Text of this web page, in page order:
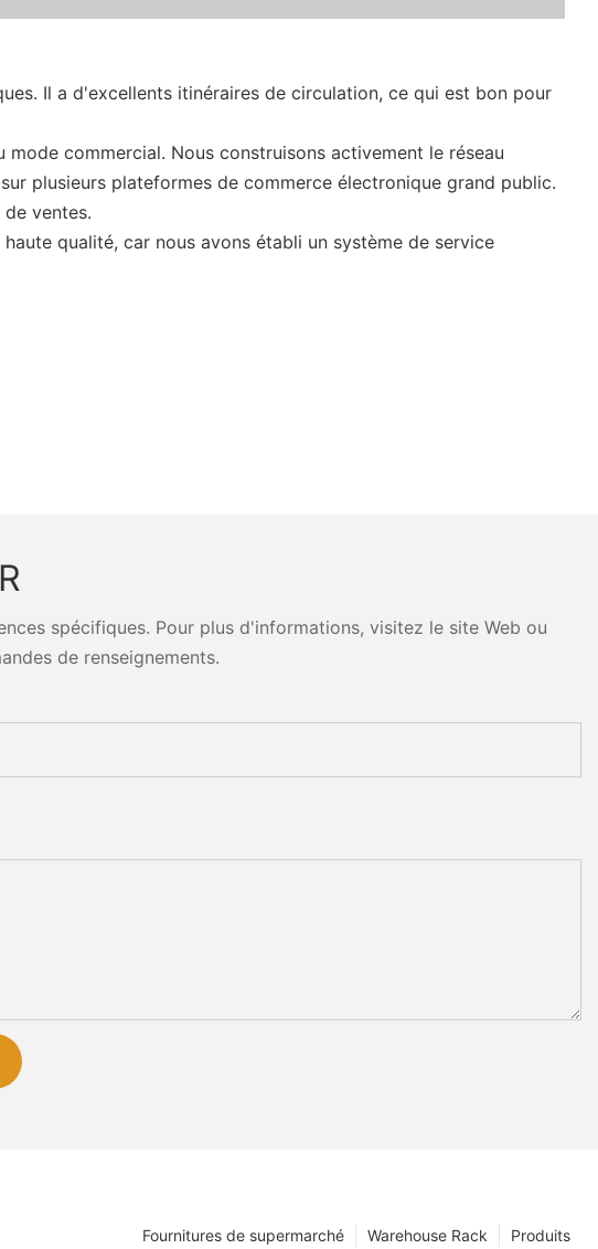
Il a d'excellents itinéraires de circulation, ce qui est bon pour
commercial. Nous construisons activement le réseau
plusieurs plateformes de commerce électronique grand public.
ventes.
qualité, car nous avons établi un système de service
spécifiques. Pour plus d'informations, visitez le site Web ou
de renseignements.
Produits
Warehouse Rack
Fournitures de supermarché